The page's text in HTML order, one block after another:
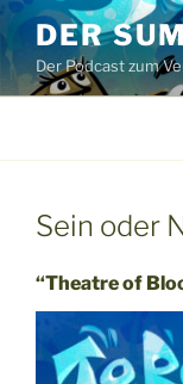
Zum
Inhalt
springen
DER
Der Podcast zum
Sein oder
“Theatre of